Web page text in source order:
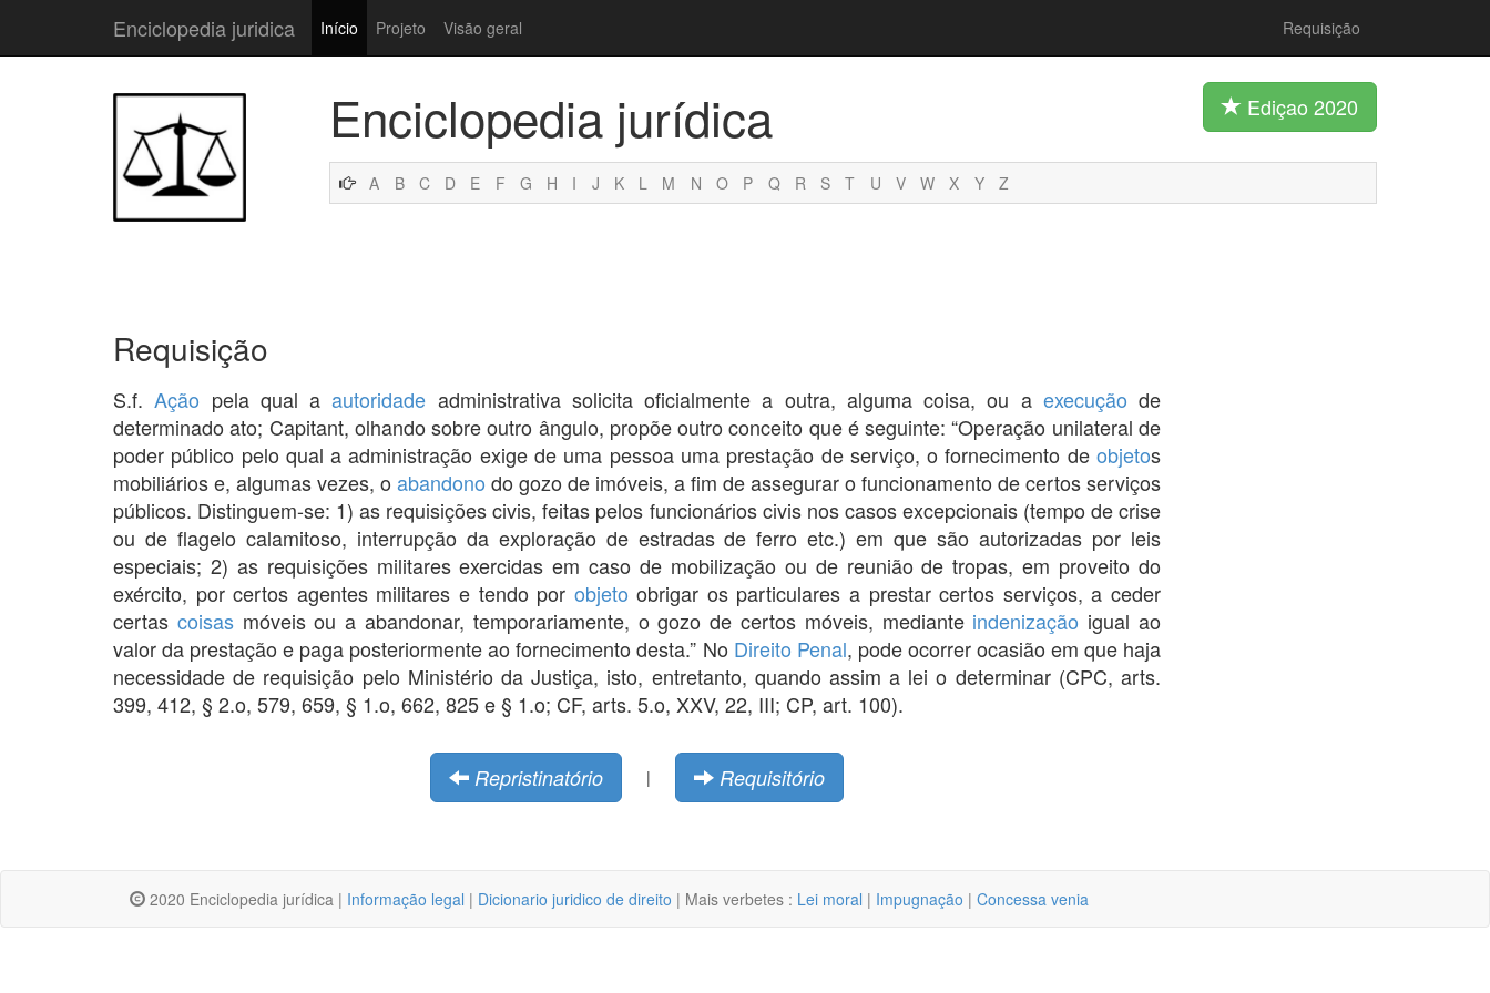
Enciclopedia juridica Início Projeto Visão geral Requisição
Enciclopedia jurídica Ediçao 2020
A B C D E F G H I J K L M N O P Q R S T U V W X Y Z
Requisição
S.f.Ação pela qual aautoridade administrativa solicita oficialmente a outra, alguma coisa, ou a execução de
determinado ato; Capitant, olhando sobre outro ângulo, propõe outro conceito que é seguinte: “Operação unilateral de
poder público pelo qual a administração exige de uma pessoa uma prestação de serviço, o fornecimento de objetos
mobiliários e, algumas vezes, o abandono do gozo de imóveis, a fim de assegurar o funcionamento de certos serviços
públicos. Distinguem-se: 1) as requisições civis, feitas pelos funcionários civis nos casos excepcionais (tempo de crise
ou de flagelo calamitoso, interrupção da exploração de estradas de ferro etc.) em que são autorizadas por leis
especiais; 2) as requisições militares exercidas em caso de mobilização ou de reunião de tropas, em proveito do
exército, por certos agentes militares e tendo por objeto obrigar os particulares a prestar certos serviços, a ceder
certas coisasmóveis ou a abandonar, temporariamente, o gozo de certos móveis, mediante indenização igual ao
valor da prestação e paga posteriormente ao fornecimento desta.” No Direito Penal, pode ocorrer ocasião em que haja
necessidade de requisição pelo Ministério da Justiça, isto, entretanto, quando assim a lei o determinar (CPC, arts.
399, 412, § 2.o, 579, 659, § 1.o, 662, 825 e § 1.o; CF, arts. 5.o, XXV, 22, III; CP, art. 100).
Repristinatório | Requisitório
2020 Enciclopedia jurídica | Informação legal | Dicionario juridico de direito | Mais verbetes : Lei moral | Impugnação | Concessa venia